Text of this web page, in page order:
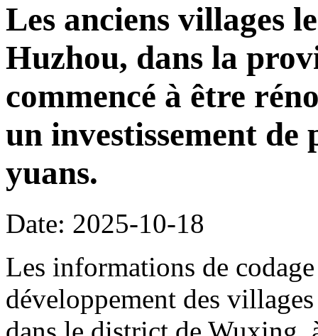
Les anciens villages
Huzhou, dans la
commencé à être
un investissement
yuans.
Date: 2025-10-18
Les informations de
développement des